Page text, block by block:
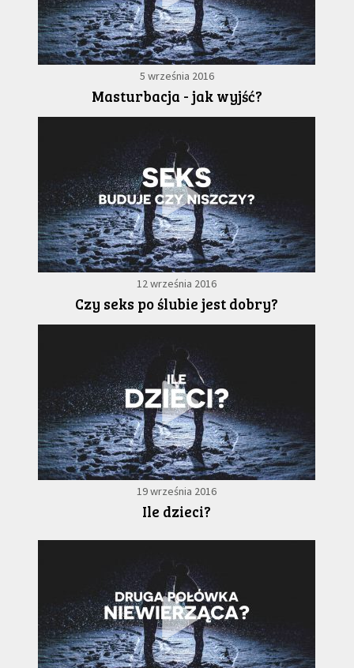
5 września 2016
Masturbacja - jak wyjść?
12 września 2016
Czy seks po ślubie jest dobry?
19 września 2016
Ile dzieci?